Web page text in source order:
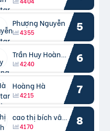
Phượng Nguyễn
4355 5
Trần Huy Hoàng Bắc
4240 6
Hoàng Hà
4215 7
cao thị bích vâng kiều
4170 8